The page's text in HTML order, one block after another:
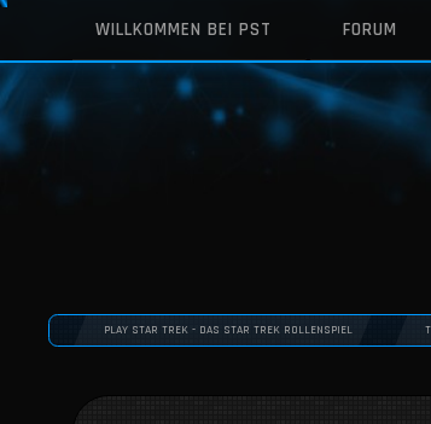
WILLKOMMEN BEI PST FORUM
PLAY STAR TREK - DAS STAR TREK ROLLENSPIEL